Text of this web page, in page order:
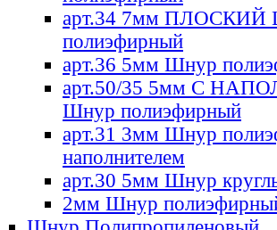
арт.34 7мм ПЛОСКИЙ
полиэфирный
арт.36 5мм Шнур
арт.50/35 5мм С
Шнур полиэфирный
арт.31 3мм Шнур
наполнителем
арт.30 5мм Шнур
2мм Шнур